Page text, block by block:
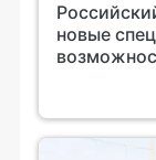
новые